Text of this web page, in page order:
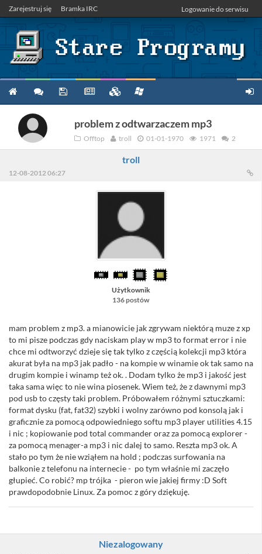
Zarejestruj się Bramka IRC Logowanie do serwisu
problem z odtwarzaczem mp3
Offtop troll 01-01-1970 1971 2
troll
12-08-2012 06:27
Użytkownik
136 postów
mam problem z mp3. a mianowicie jak zgrywam niektórą muze z xp
to mi pisze podczas gdy naciskam play w mp3 to format error i nie
chce mi odtworzyć dzieje się tak tylko z częścią kolekcji mp3 która
akurat była na mp3 jak padło - na kompie w winamie ok tak samo na
drugim kompie i winamp też ok. . Dodam tylko że mp3 i jakość jest
taka sama więc to nie wina piosenek. Wiem też, że z dawnymi mp3
pod usb to częsty taki problem. Próbowałem różnymi sztuczkami:
format dysku (fat, fat32) szybki i wolny zarówno pod konsolą jak i
graficznie za pomocą odpowiedniego softu mp3 player utilities 4.15
i nic ; kopiowanie pod total commander oraz za pomocą explorer -
za pomocą menager-a mp3 i nic dalej to samo. Reszta mp3 ok. A
stało po tym że nie wziąłem na hold ; podczas surfowania na
balkonie z telefonu na internecie - po tym właśnie mi zaczęło
głupieć. Co robić? mp trójka - pieron wie jakiej firmy :D Soft
prawdopodobnie Linux. Za pomoc z góry dziękuję.
Niezalogowany